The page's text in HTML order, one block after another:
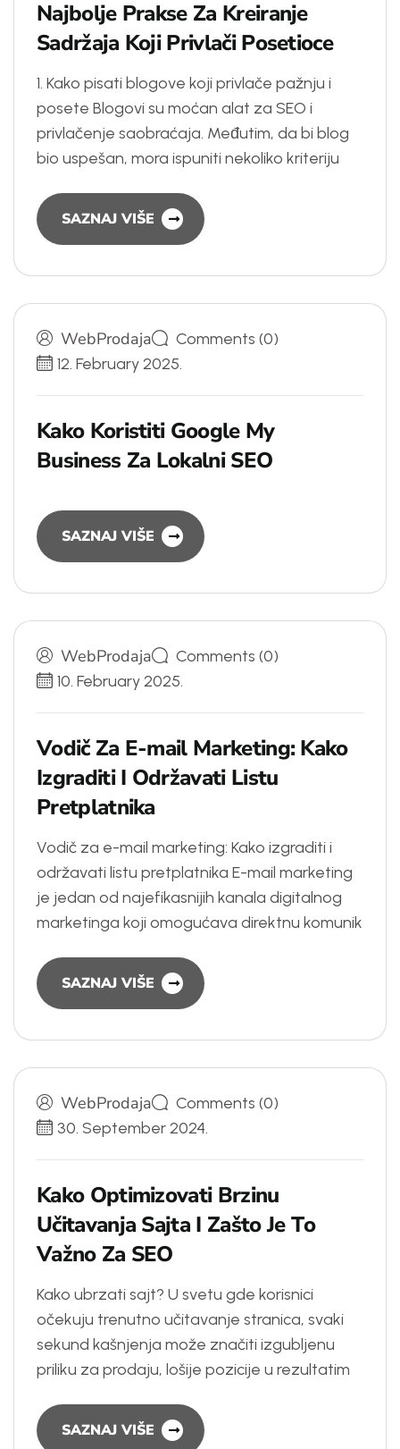
Najbolje Prakse Za Kreiranje
Sadržaja Koji Privlači Posetioce
1. Kako pisati blogove koji privlače pažnju i
posete Blogovi su moćan alat za SEO i
privlačenje saobraćaja. Međutim, da bi blog
bio uspešan, mora ispuniti nekoliko kriteriju
SAZNAJ VIŠE
WebProdaja
Comments (0)
12. February 2025.
Kako Koristiti Google My
Business Za Lokalni SEO
SAZNAJ VIŠE
WebProdaja
Comments (0)
10. February 2025.
Vodič Za E-mail Marketing: Kako
Izgraditi I Održavati Listu
Pretplatnika
Vodič za e-mail marketing: Kako izgraditi i
održavati listu pretplatnika E-mail marketing
je jedan od najefikasnijih kanala digitalnog
marketinga koji omogućava direktnu komunik
SAZNAJ VIŠE
WebProdaja
Comments (0)
30. September 2024.
Kako Optimizovati Brzinu
Učitavanja Sajta I ZaštoJe To
Važno Za SEO
Kako ubrzati sajt? U svetu gde korisnici
očekuju trenutno učitavanje stranica, svaki
sekund kašnjenja može značiti izgubljenu
priliku za prodaju, lošije pozicije u rezultatim
SAZNAJ VIŠE